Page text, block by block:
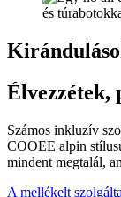
Élvezzétek,
Számos inkluzív
COOEE alpin
mindent megtalál,
A mellékelt